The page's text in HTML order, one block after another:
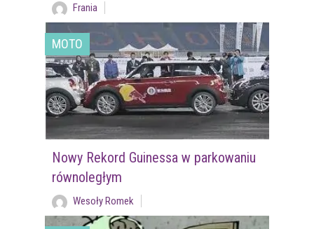
Frania
MOTO
Nowy Rekord Guinessa w parkowaniu
równoległym
Wesoły Romek